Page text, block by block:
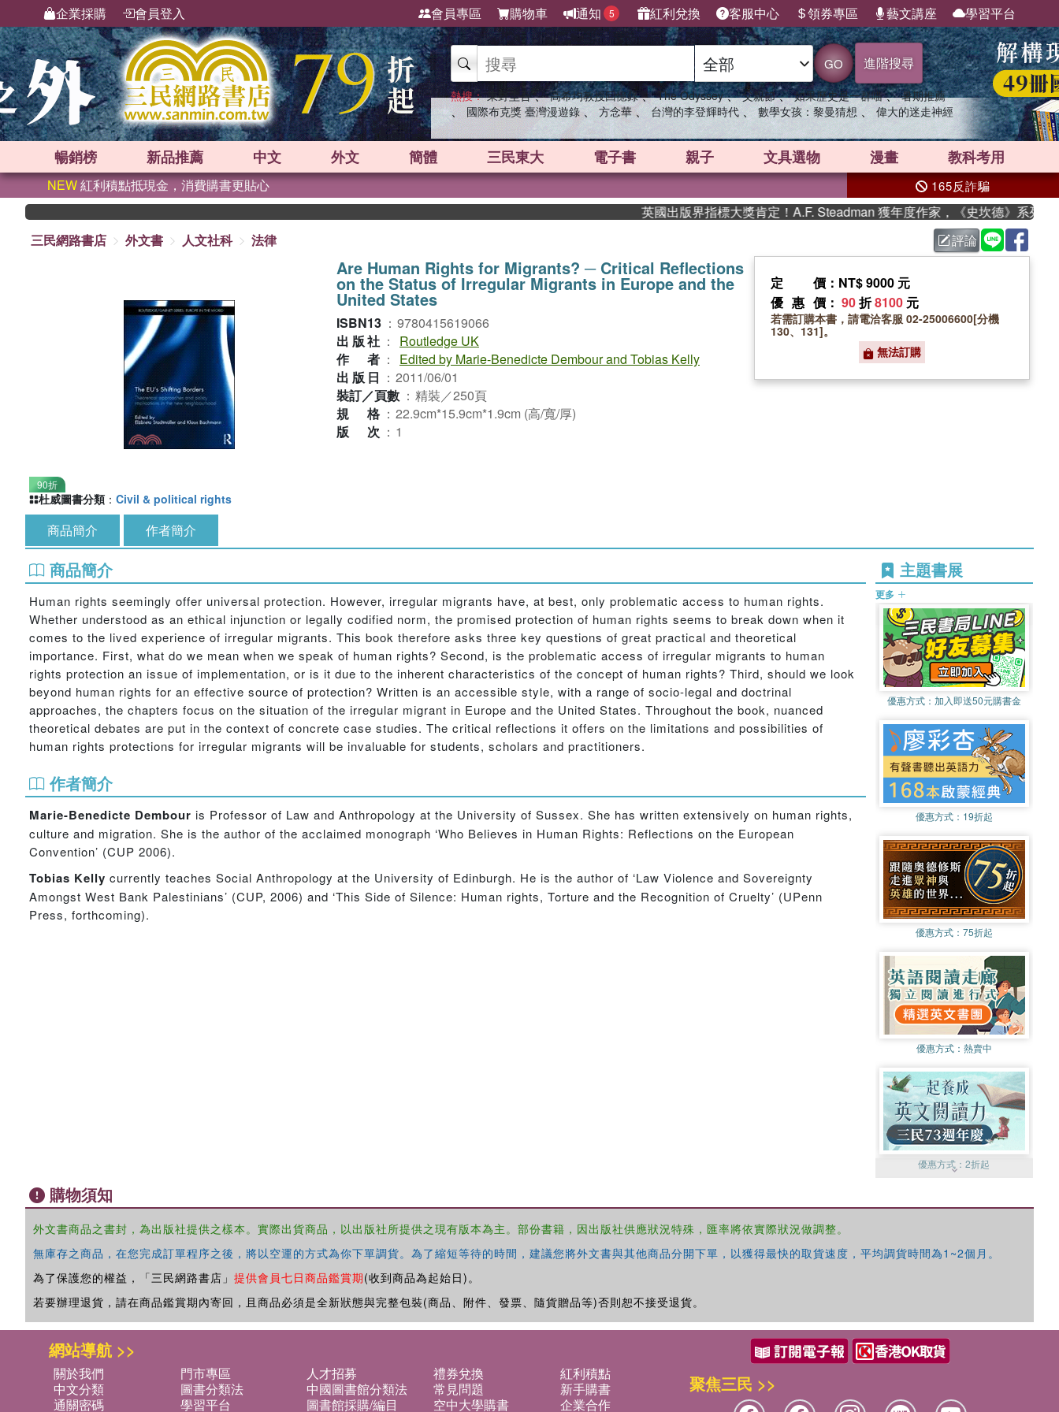
企業採購 會員登入 會員專區 購物車 通知 5 紅利兌換 客服中心 領券專區 藝文講座 學習平台
GO 進階搜尋
熱搜： 東野圭吾 、 高希均教授回憶錄 、 The Odyssey 、 父親節 、 如果歷史是一群喵 、 暑期推薦
、 國際布克獎 臺灣漫遊錄 、 方念華 、 台灣的李登輝時代 、 數學女孩：黎曼猜想 、 偉大的迷走神經
暢銷榜 新品推薦 中文 外文 簡體 三民東大 電子書 親子 文具選物 漫畫 教科考用
NEW紅利積點抵現金，消費購書更貼心 165反詐騙
英國出版界指標大獎肯定！A.F. Steadman 獲年度作家，《史坎德》系列帶你踏
三民網路書店
外文書 人文社科 法律 評論
90折
Are Human Rights for Migrants? ─ Critical Reflections
on the Status of Irregular Migrants in Europe and the
United States
ISBN13 ： 9780415619066
出版社 ：
Routledge UK
作者 ：
Edited by Marie-Benedicte Dembour and Tobias Kelly
出版日 ： 2011/06/01
裝訂／頁數 ： 精裝／250頁
規格 ： 22.9cm*15.9cm*1.9cm (高/寬/厚)
版次 ： 1
定價 ：NT$ 9000 元
優惠價 ： 90折8100 元
若需訂購本書，請電洽客服 02-25006600[分機
130、131]。
無法訂購
杜威圖書分類 ： Civil & political rights
商品簡介 作者簡介
商品簡介
Human rights seemingly offer universal protection. However, irregular migrants have, at best, only problematic access to human rights.
Whether understood as an ethical injunction or legally codified norm, the promised protection of human rights seems to break down when it
comes to the lived experience of irregular migrants. This book therefore asks three key questions of great practical and theoretical
importance. First, what do we mean when we speak of human rights? Second, is the problematic access of irregular migrants to human
rights protection an issue of implementation, or is it due to the inherent characteristics of the concept of human rights? Third, should we look
beyond human rights for an effective source of protection? Written is an accessible style, with a range of socio-legal and doctrinal
approaches, the chapters focus on the situation of the irregular migrant in Europe and the United States. Throughout the book, nuanced
theoretical debates are put in the context of concrete case studies. The critical reflections it offers on the limitations and possibilities of
human rights protections for irregular migrants will be invaluable for students, scholars and practitioners.
作者簡介
Marie-Benedicte Dembour is Professor of Law and Anthropology at the University of Sussex. She has written extensively on human rights,
culture and migration. She is the author of the acclaimed monograph ‘Who Believes in Human Rights: Reflections on the European
Convention’ (CUP 2006).
Tobias Kelly currently teaches Social Anthropology at the University of Edinburgh. He is the author of ‘Law Violence and Sovereignty
Amongst West Bank Palestinians’ (CUP, 2006) and ‘This Side of Silence: Human rights, Torture and the Recognition of Cruelty’ (UPenn
Press, forthcoming).
主題書展
更多
優惠方式： 加入即送50元購書金
優惠方式： 19折起
優惠方式： 75折起
優惠方式： 熱賣中
優惠方式：2折起
購物須知
外文書商品之書封，為出版社提供之樣本。實際出貨商品，以出版社所提供之現有版本為主。部份書籍，因出版社供應狀況特殊，匯率將依實際狀況做調整。
無庫存之商品，在您完成訂單程序之後，將以空運的方式為你下單調貨。為了縮短等待的時間，建議您將外文書與其他商品分開下單，以獲得最快的取貨速度，平均調貨時間為1~2個月。
為了保護您的權益，「三民網路書店」 提供會員七日商品鑑賞期(收到商品為起始日)。
若要辦理退貨，請在商品鑑賞期內寄回，且商品必須是全新狀態與完整包裝(商品、附件、發票、隨貨贈品等)否則恕不接受退貨。
網站導航 >>
關於我們 門市專區 人才招募 禮券兌換
紅利積點
中文分類
圖書分類法 中國圖書館分類法 常見問題
新手購書
通關密碼
學習平台 圖書館採購/編目 空中大學購書
企業合作
聚焦三民 >>